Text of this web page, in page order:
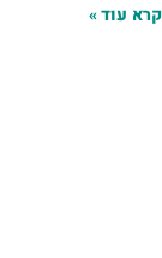
קרא עוד »